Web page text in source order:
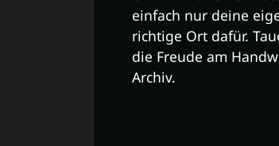
einfach nur deine
richtige Ort dafür.
die Freude am
Archiv.